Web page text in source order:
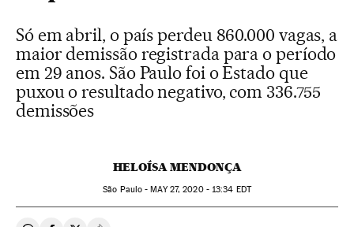
Só em abril, o país perdeu 860.000 vagas, a
maior demissão registrada para o período
em 29 anos. São Paulo foi o Estado que
puxou o resultado negativo, com 336.755
demissões
HELOÍSA MENDONÇA
São Paulo -MAY27, 2020 - 13:34 EDT